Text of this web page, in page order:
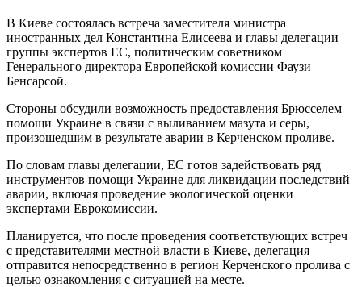
В Киеве состоялась встреча заместителя министра
иностранных дел Константина Елисеева и главы делегации
группы экспертов ЕС, политическим советником
Генерального директора Европейской комиссии Фаузи
Бенсарсой.
Стороны обсудили возможность предоставления Брюсселем
помощи Украине в связи с выливанием мазута и серы,
произошедшим в результате аварии в Керченском проливе.
По словам главы делегации, ЕС готов задействовать ряд
инструментов помощи Украине для ликвидации последствий
аварии, включая проведение экологической оценки
экспертами Еврокомиссии.
Планируется, что после проведения соответствующих встреч
с представителями местной власти в Киеве, делегация
отправится непосредственно в регион Керченского пролива с
целью ознакомления с ситуацией на месте.